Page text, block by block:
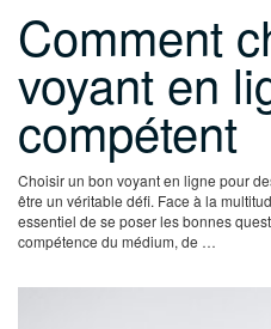
Comment
voyant en
compétent
Choisir un bon voyant en ligne pour
être un véritable défi. Face à la
essentiel de se poser les bonnes
compétence du médium, de …